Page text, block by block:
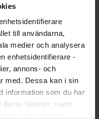
till användarna,
medier och analysera
enhetsidentifierare -
annons- och
med. Dessa kan i sin
information som du har
deras tjänster, samt
och Jönköping